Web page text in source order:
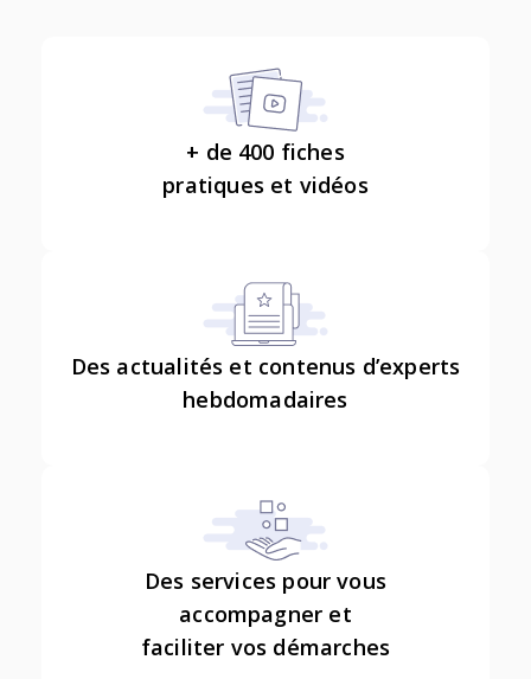
+ de 400 fiches
pratiques et vidéos
Des actualités et contenus d’experts
hebdomadaires
Des services pour vous
accompagner et
faciliter vos démarches